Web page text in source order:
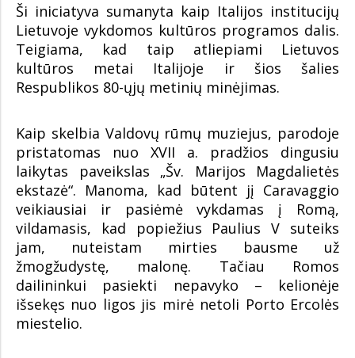
Ši iniciatyva sumanyta kaip Italijos institucijų
Lietuvoje vykdomos kultūros programos dalis.
Teigiama, kad taip atliepiami Lietuvos
kultūros metai Italijoje ir šios šalies
Respublikos 80-ųjų metinių minėjimas.
Kaip skelbia Valdovų rūmų muziejus, parodoje
pristatomas nuo XVII a. pradžios dingusiu
laikytas paveikslas „Šv. Marijos Magdalietės
ekstazė“. Manoma, kad būtent jį Caravaggio
veikiausiai ir pasiėmė vykdamas į Romą,
vildamasis, kad popiežius Paulius V suteiks
jam, nuteistam mirties bausme už
žmogžudystę, malonę. Tačiau Romos
dailininkui pasiekti nepavyko – kelionėje
išsekęs nuo ligos jis mirė netoli Porto Ercolės
miestelio.